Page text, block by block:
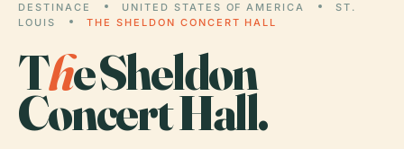
DESTINACE UNITED STATES OF AMERICA
ST.
LOUIS
THE SHELDON CONCERT HALL
The Sheldon
Concert Hall.